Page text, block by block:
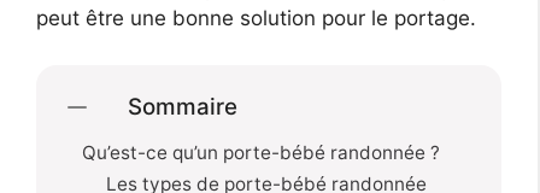
peut être une bonne solution pour le portage.
Sommaire
Qu’est-ce qu’un porte-bébé randonnée ?
Les types de porte-bébé randonnée